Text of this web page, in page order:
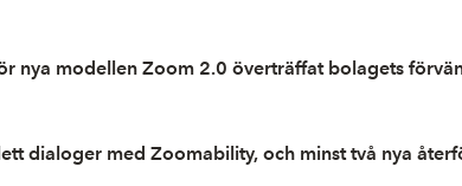
nya modellen Zoom 2.0 överträffat bolagets
dialoger med Zoomability, och minst två nya